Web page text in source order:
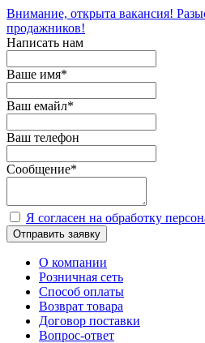
Внимание, открыта вакансия!
продажников!
Написать нам
Ваше имя*
Ваш емайл*
Ваш телефон
Сообщение*
Я согласен на обработку
Отправить заявку
О компании
Розничная сеть
Способ оплаты
Возврат товара
Договор поставки
Вопрос-ответ